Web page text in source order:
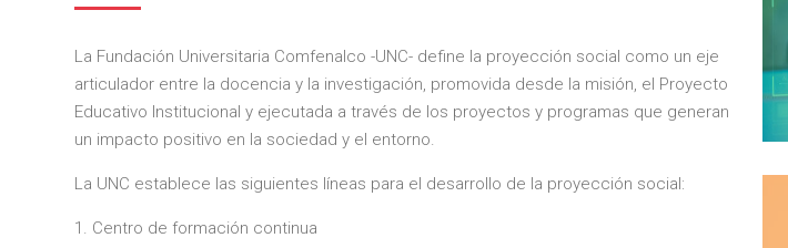
La Fundación Universitaria Comfenalco -UNC- define la proyección social como un eje
articulador entre la docencia y la investigación, promovida desde la misión, el Proyecto
Educativo Institucional y ejecutada a través de los proyectos y programas que generan
un impacto positivo en la sociedad y el entorno.
La UNC establece las siguientes líneas para el desarrollo de la proyección social:
1. Centro de formación continua